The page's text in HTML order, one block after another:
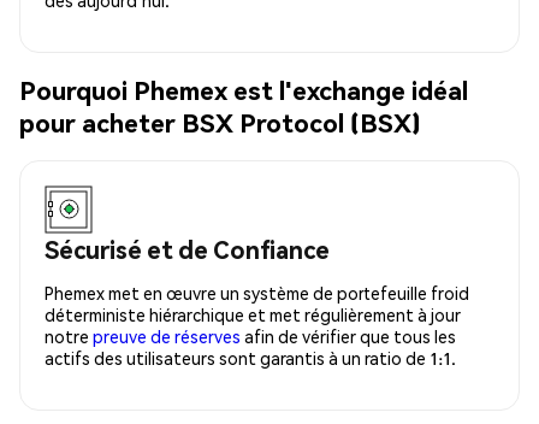
Pourquoi Phemex est l'exchange idéal
pour acheter BSX Protocol (BSX)
Sécurisé et de Confiance
Phemex met en œuvre un système de portefeuille froid
déterministe hiérarchique et met régulièrement à jour
notre preuve de réserves afin de vérifier que tous les
actifs des utilisateurs sont garantis à un ratio de 1:1.